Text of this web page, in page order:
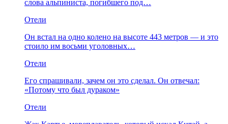
слова альпиниста, погибшего под…
Отели
Он встал на одно колено на высоте 443 метров — и это
стоило им восьми уголовных…
Отели
Его спрашивали, зачем он это сделал. Он отвечал:
«Потому что был дураком»
Отели